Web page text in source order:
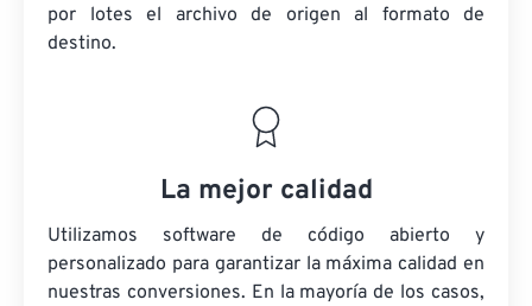
por lotes el archivo de origen al formato de
destino.
La mejor calidad
Utilizamos software de código abierto y
personalizado para garantizar la máxima calidad en
nuestras conversiones. En la mayoría de los casos,